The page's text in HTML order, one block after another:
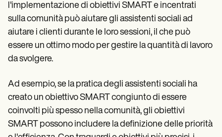
l'implementazione di obiettivi SMART e incentrati
sulla comunità può aiutare gli assistenti sociali ad
aiutare i clienti durante le loro sessioni, il che può
essere un ottimo modo per gestire la quantità di lavoro
da svolgere.
Ad esempio, se la pratica degli assistenti sociali ha
creato un obiettivo SMART congiunto di essere
coinvolti più spesso nella comunità, gli obiettivi
SMART possono includere la definizione delle priorità